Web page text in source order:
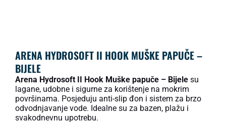
ARENA HYDROSOFT II HOOK MUŠKE PAPUČE –
BIJELE
Arena Hydrosoft II Hook Muške papuče – Bijele su
lagane, udobne i sigurne za korištenje na mokrim
površinama. Posjeduju anti-slip đon i sistem za brzo
odvodnjavanje vode. Idealne su za bazen, plažu i
svakodnevnu upotrebu.